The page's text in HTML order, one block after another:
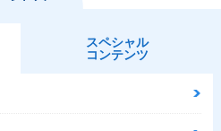
スペシャル
コンテンツ